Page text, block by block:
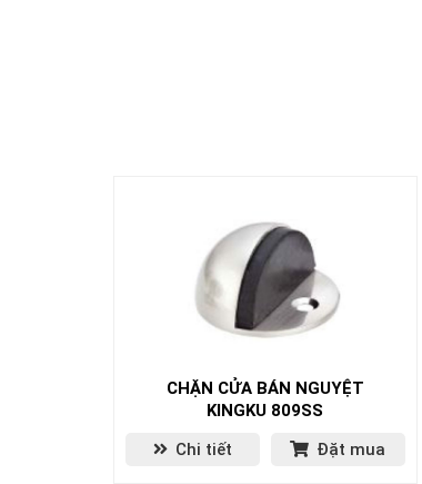
CHẶN CỬA BÁN NGUYỆT
KINGKU 809SS
Chi tiết
Đặt mua